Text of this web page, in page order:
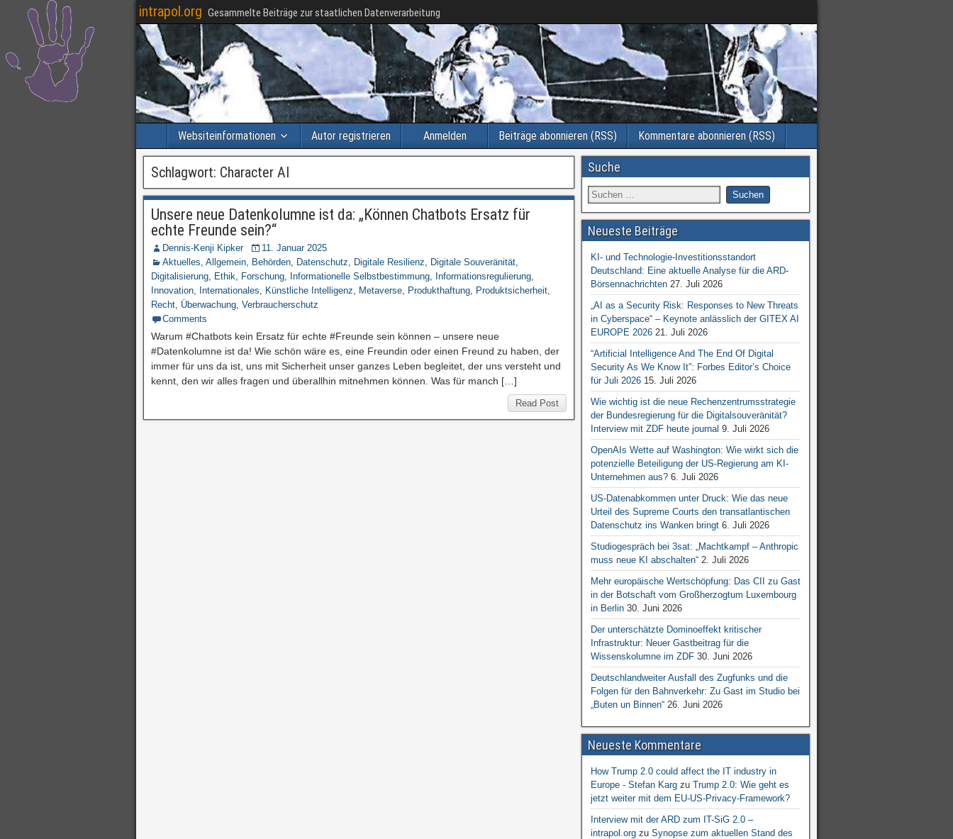
intrapol.org Gesammelte Beiträge zur staatlichen Datenverarbeitung
Websiteinformationen Autor registrieren Anmelden Beiträge abonnieren (RSS) Kommentare abonnieren (RSS)
Schlagwort: Character AI
Unsere neue Datenkolumne ist da: „Können Chatbots Ersatz für
echte Freunde sein?“
Dennis-Kenji Kipker
11. Januar 2025
Aktuelles, Allgemein, Behörden, Datenschutz, Digitale Resilienz, Digitale Souveränität,
Digitalisierung, Ethik, Forschung, Informationelle Selbstbestimmung, Informationsregulierung,
Innovation, Internationales, Künstliche Intelligenz, Metaverse, Produkthaftung, Produktsicherheit,
Recht, Überwachung, Verbraucherschutz
Comments
Warum #Chatbots kein Ersatz für echte #Freunde sein können – unsere neue
#Datenkolumne ist da! Wie schön wäre es, eine Freundin oder einen Freund zu haben, der
immer für uns da ist, uns mit Sicherheit unser ganzes Leben begleitet, der uns versteht und
kennt, den wir alles fragen und überallhin mitnehmen können. Was für manch […]
Read Post
Suche
Neueste Beiträge
KI- und Technologie-Investitionsstandort
Deutschland: Eine aktuelle Analyse für die ARD-
Börsennachrichten 27. Juli 2026
„AI as a Security Risk: Responses to New Threats
in Cyberspace“ – Keynote anlässlich der GITEX AI
EUROPE 2026 21. Juli 2026
“Artificial Intelligence And The End Of Digital
Security As We Know It”: Forbes Editor’s Choice
für Juli 2026 15. Juli 2026
Wie wichtig ist die neue Rechenzentrumsstrategie
der Bundesregierung für die Digitalsouveränität?
Interview mit ZDF heute journal 9. Juli 2026
OpenAIs Wette auf Washington: Wie wirkt sich die
potenzielle Beteiligung der US-Regierung am KI-
Unternehmen aus? 6. Juli 2026
US-Datenabkommen unter Druck: Wie das neue
Urteil des Supreme Courts den transatlantischen
Datenschutz ins Wanken bringt 6. Juli 2026
Studiogespräch bei 3sat: „Machtkampf – Anthropic
muss neue KI abschalten“ 2. Juli 2026
Mehr europäische Wertschöpfung: Das CII zu Gast
in der Botschaft vom Großherzogtum Luxembourg
in Berlin 30. Juni 2026
Der unterschätzte Dominoeffekt kritischer
Infrastruktur: Neuer Gastbeitrag für die
Wissenskolumne im ZDF 30. Juni 2026
Deutschlandweiter Ausfall des Zugfunks und die
Folgen für den Bahnverkehr: Zu Gast im Studio bei
„Buten un Binnen“ 26. Juni 2026
Neueste Kommentare
How Trump 2.0 could affect the IT industry in
Europe - Stefan Kargzu Trump 2.0: Wie geht es
jetzt weiter mit dem EU-US-Privacy-Framework?
Interview mit der ARD zum IT-SiG 2.0 –
intrapol.orgzu Synopse zum aktuellen Stand des